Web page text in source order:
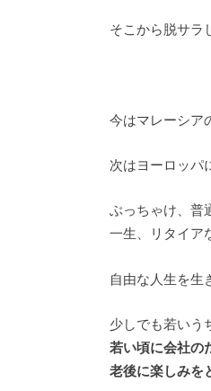
そこから脱サラ
今はマレーシア
次はヨーロッパ
ぶっちゃけ、普
一生、リタイア
自由な人生を生
少しでも若いう
若い頃に会社の
老後に楽しみを